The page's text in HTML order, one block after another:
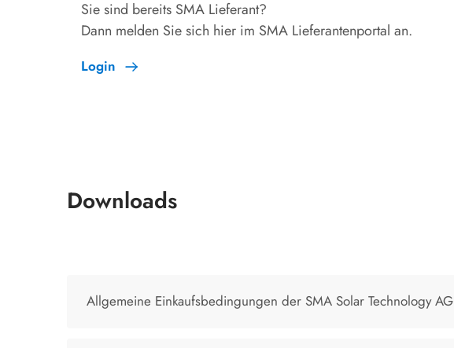
Sie sind bereits SMA Lieferant?
Dann melden Sie sich hier im SMA Lieferantenportal an.
Login
Downloads
Allgemeine Einkaufsbedingungen der SMA Solar Technology AG